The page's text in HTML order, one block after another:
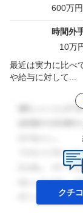
600万
時間外
10万
最近は実力に比べ
や給与に対して...
クチ